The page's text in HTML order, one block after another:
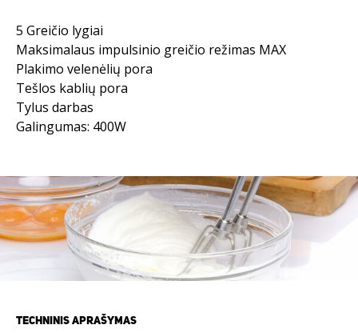
5 Greičio lygiai
Maksimalaus impulsinio greičio režimas MAX
Plakimo velenėlių pora
Tešlos kablių pora
Tylus darbas
Galingumas: 400W
TECHNINIS APRAŠYMAS